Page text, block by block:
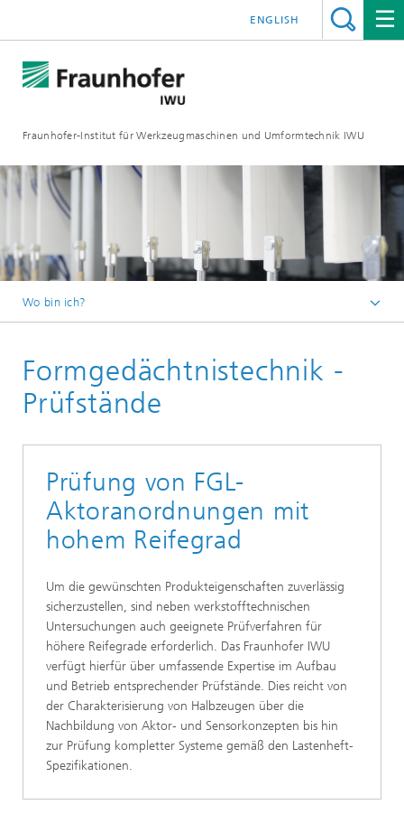
Fraunhofer-Institut für Werkzeugmaschinen und Umformtechnik IWU
ENGLISH
Wo bin ich?
Formgedächtnistechnik – Intelligente Aktor und
Sensorsysteme aus Formgedächtnislegierungen
Formgedächtnistechnik -
Prüfstände
Prüfung von FGL-
Aktoranordnungen mit
hohem Reifegrad
Um die gewünschten Produkteigenschaften zuverlässig
sicherzustellen, sind neben werkstofftechnischen
Untersuchungen auch geeignete Prüfverfahren für
höhere Reifegrade erforderlich. Das Fraunhofer IWU
verfügt hierfür über umfassende Expertise im Aufbau
und Betrieb entsprechender Prüfstände. Dies reicht von
der Charakterisierung von Halbzeugen über die
Nachbildung von Aktor- und Sensorkonzepten bis hin
zur Prüfung kompletter Systeme gemäß den Lastenheft-
Spezifikationen.